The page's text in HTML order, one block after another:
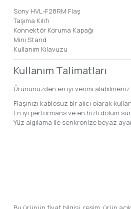
Sony HVL-F28RM Flaş
Taşıma Kılıfı
Konnektör Koruma Kapağı
Mini Stand
Kullanım Kılavuzu
Kullanım Talimatları
Ürününüzden en iyi verimi
Flaşınızı kablosuz bir alıcı olarak
En iyi performans ve en hızlı dolum
Yüz algılama ile senkronize beyaz